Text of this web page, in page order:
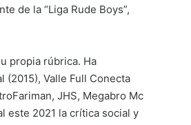
de la “Liga Rude Boys”,
propia rúbrica. Ha
Valle Full Conecta
JHS, Megabro Mc
este 2021 la crítica social y